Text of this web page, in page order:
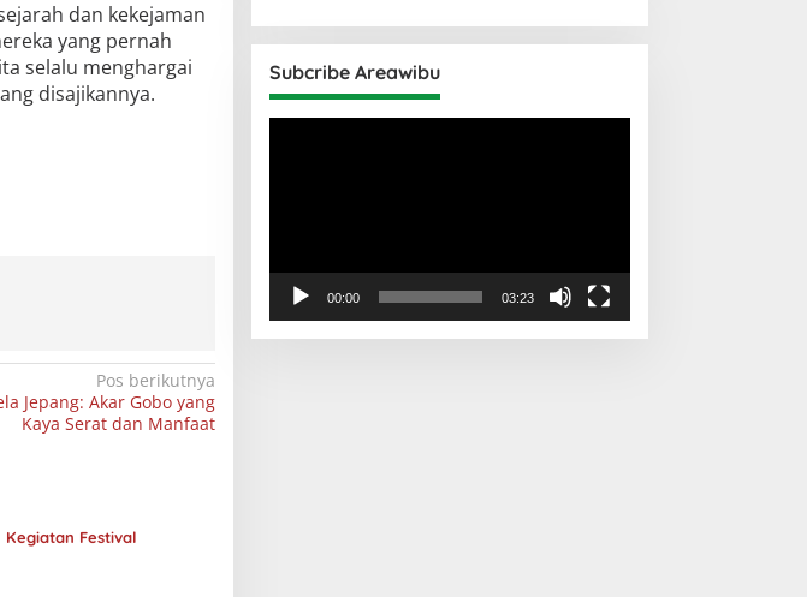
dan kekejaman
yang pernah
selalu menghargai
disajikannya.
Pos berikutnya
Jepang: Akar Gobo yang
Kaya Serat dan Manfaat
Festival
Subcribe Areawibu
00:00 03:23